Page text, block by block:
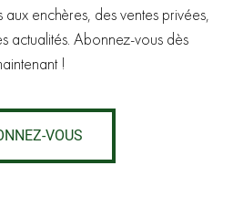
aux enchères, des ventes privées,
actualités. Abonnez-vous dès
!
VOUS